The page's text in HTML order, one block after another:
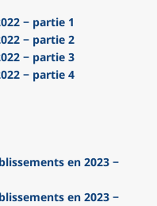
− partie 1
− partie 2
− partie 3
− partie 4
en 2023 −
en 2023 −